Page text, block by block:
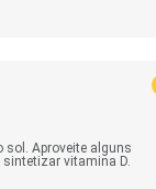
sol. Aproveite alguns
vitamina D.